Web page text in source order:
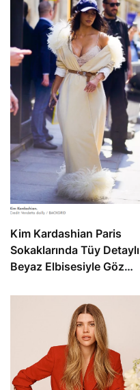
Göz Kamaştırdı
Kim Kardashian Paris
Sokaklarında Tüy Detaylı
Beyaz Elbisesiyle Göz